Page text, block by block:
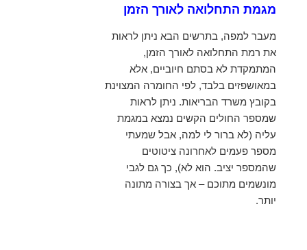
מגמת התחלואה לאורך הזמן
מעבר למפה, בתרשים הבא ניתן לראות
את רמת התחלואה לאורך הזמן,
המתמקדת לא בסתם חיוביים, אלא
במאושפזים בלבד, לפי החומרה המצוינת
בקובץ משרד הבריאות. ניתן לראות
שמספר החולים הקשים נמצא במגמת
עליה (לא ברור לי למה, אבל שמעתי
מספר פעמים לאחרונה ציטוטים
שהמספר יציב. הוא לא), כך גם לגבי
מונשמים מתוכם – אך בצורה מתונה
יותר.